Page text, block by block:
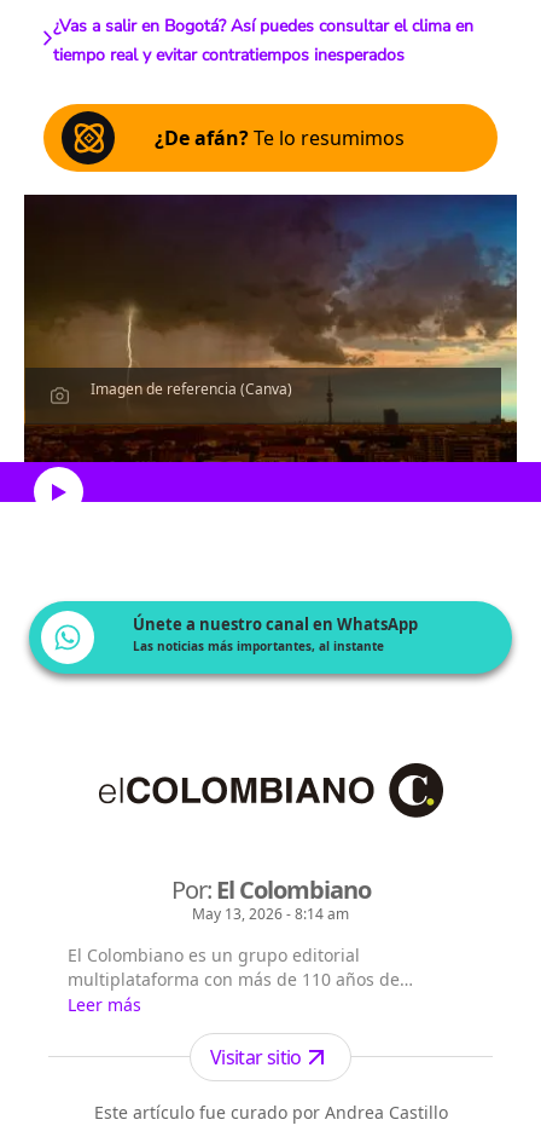
¿Vas a salir en Bogotá? Así puedes consultar el clima en
tiempo real y evitar contratiempos inesperados
¿De afán?Te lo resumimos
Imagen de referencia (Canva)
Escucha el artículo
Únete a nuestro canal en WhatsApp
Las noticias más importantes, al instante
Por:El Colombiano
May 13, 2026 - 8:14 am
El Colombiano es un grupo editorial
multiplataforma con más de 110 años de
existencia. Nació en la ciudad de Medellín en
Antioquia. Fundado el 6 de febrero de 1912 por
Francisco de Paula Pérez, se ha especializado en
la investigación y generación de contenidos
periodísticos para diferentes plataformas en las
que provee a las audiencias de piezas mult...
Leer más
Visitar sitio
Este artículo fue curado por Andrea Castillo